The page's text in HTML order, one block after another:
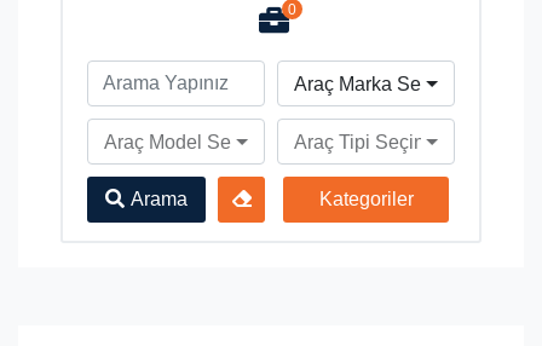
0
Araç Marka Seçiniz
Araç Model Seçiniz Araç Tipi Seçiniz
Arama Kategoriler